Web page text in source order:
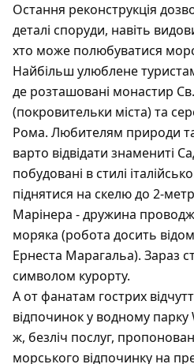
Остання реконструкція
деталі споруди, навіть
хто може полюбуватися
Найбільш улюблене
де розташовані монастир
(покровительки міста) та
Рома. Любителям природи
варто відвідати знамениті
побудовані в стилі
піднятися на скелю до 2-
Марінера - дружина
моряка (робота досить
Ернеста Марагальа). Зараз
символом курорту.
А от фанатам гострих
відпочинок у водному
ж, безліч послуг,
морського відпочинку на